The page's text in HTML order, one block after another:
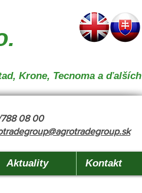
Krone, Tecnoma a ďalších
08 00
Aktuality Kontakt